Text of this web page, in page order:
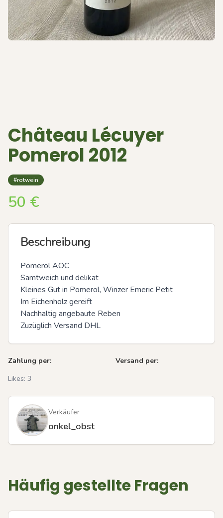
Château Lécuyer
Pomerol 2012
#rotwein
50 €
Beschreibung
Pömerol AOC
Samtweich und delikat
Kleines Gut in Pomerol, Winzer Emeric Petit
Im Eichenholz gereift
Nachhaltig angebaute Reben
Zuzüglich Versand DHL
Zahlung per:
Versand per:
Likes: 3
Verkäufer
onkel_obst
Häufig gestellte Fragen